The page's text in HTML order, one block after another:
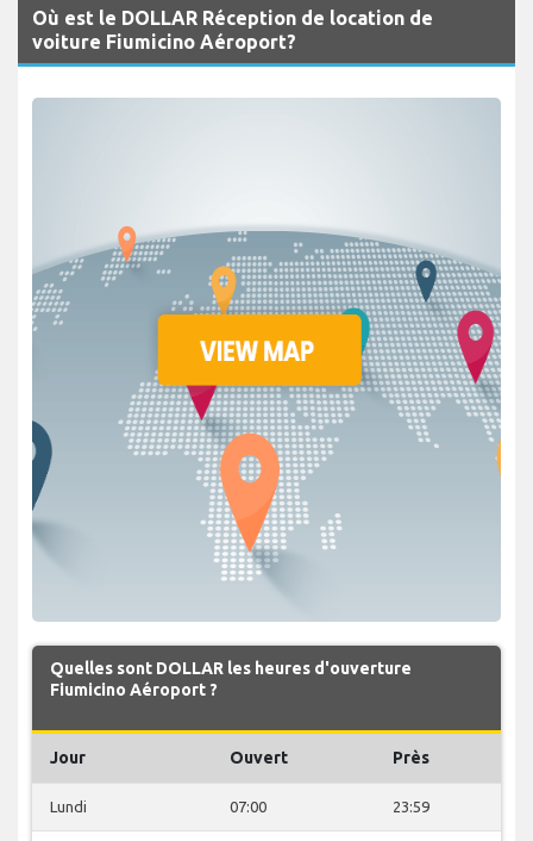
Où est le DOLLAR Réception de location de
voiture Fiumicino Aéroport?
Quelles sont DOLLAR les heures d'ouverture
Fiumicino Aéroport ?
Jour Ouvert Près
Lundi 07:00 23:59